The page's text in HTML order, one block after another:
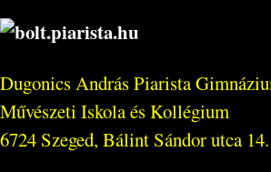
Dugonics András Piarista
Művészeti Iskola és Kollégium
6724 Szeged, Bálint Sándor utca 14.